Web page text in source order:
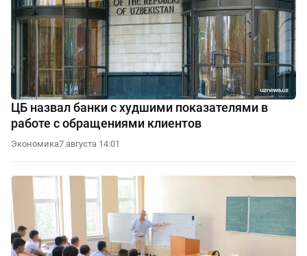
ЦБ назвал банки с худшими показателями в
работе с обращениями клиентов
Экономика7 августа 14:01